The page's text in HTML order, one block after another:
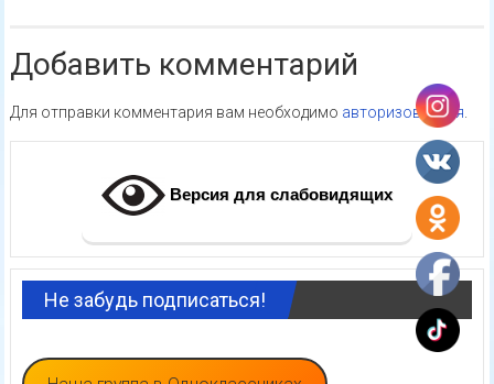
Добавить комментарий
Для отправки комментария вам необходимо авторизоваться
Версия для слабовидящих
Не забудь подписаться!